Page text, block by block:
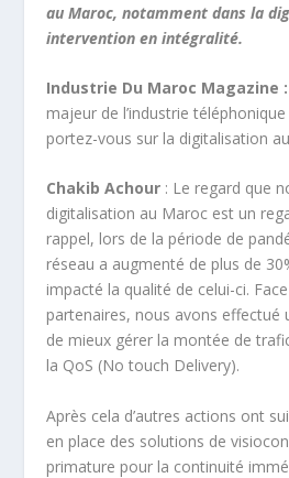
au Maroc, notamment dans la
intervention en intégralité.
Industrie Du Maroc Magazine :
majeur de l’industrie
portez-vous sur la digitalisation
Chakib Achour : Le regard que
digitalisation au Maroc est un
rappel, lors de la période de
réseau a augmenté de plus de
impacté la qualité de celui-ci.
partenaires, nous avons effectué
de mieux gérer la montée de
la QoS (No touch Delivery).
Après cela d’autres actions ont
en place des solutions de
primature pour la continuité